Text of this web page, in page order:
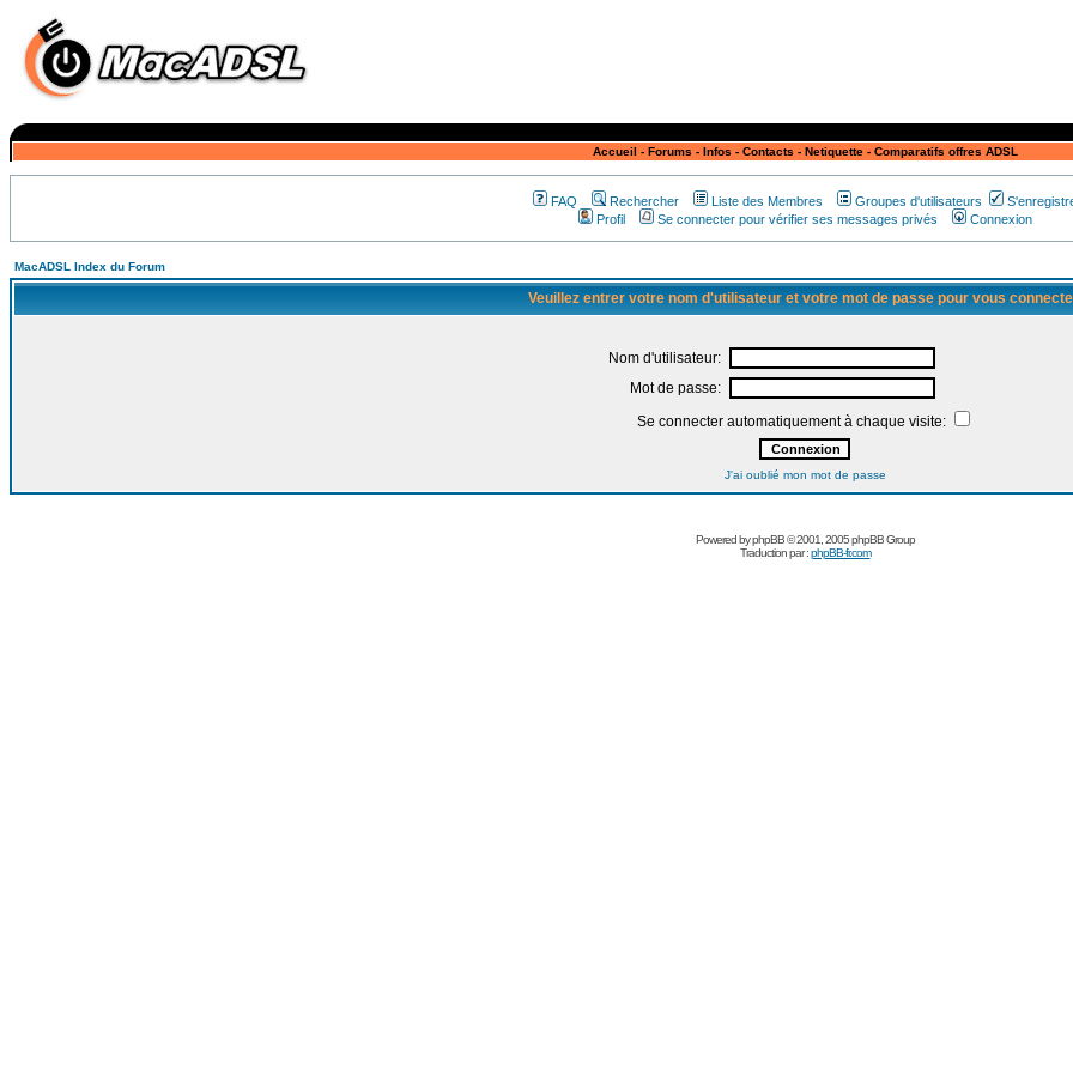
Accueil - Forums - Infos - Contacts - Netiquette- Comparatifs offres ADSL
FAQ Rechercher Liste des Membres Groupes d'utilisateurs
Profil
Se connecter pour vérifier ses messages privés Connexion
MacADSL Index du Forum
Veuillez entrer votre nom d'utilisateur et votre mot de passe pour vous
Nom d'utilisateur:
Mot de passe:
Se connecter automatiquement à chaque visite:
J'ai oublié mon mot de passe
Powered byphpBB© 2001, 2005 phpBB Group
Traduction par :phpBB-fr.com